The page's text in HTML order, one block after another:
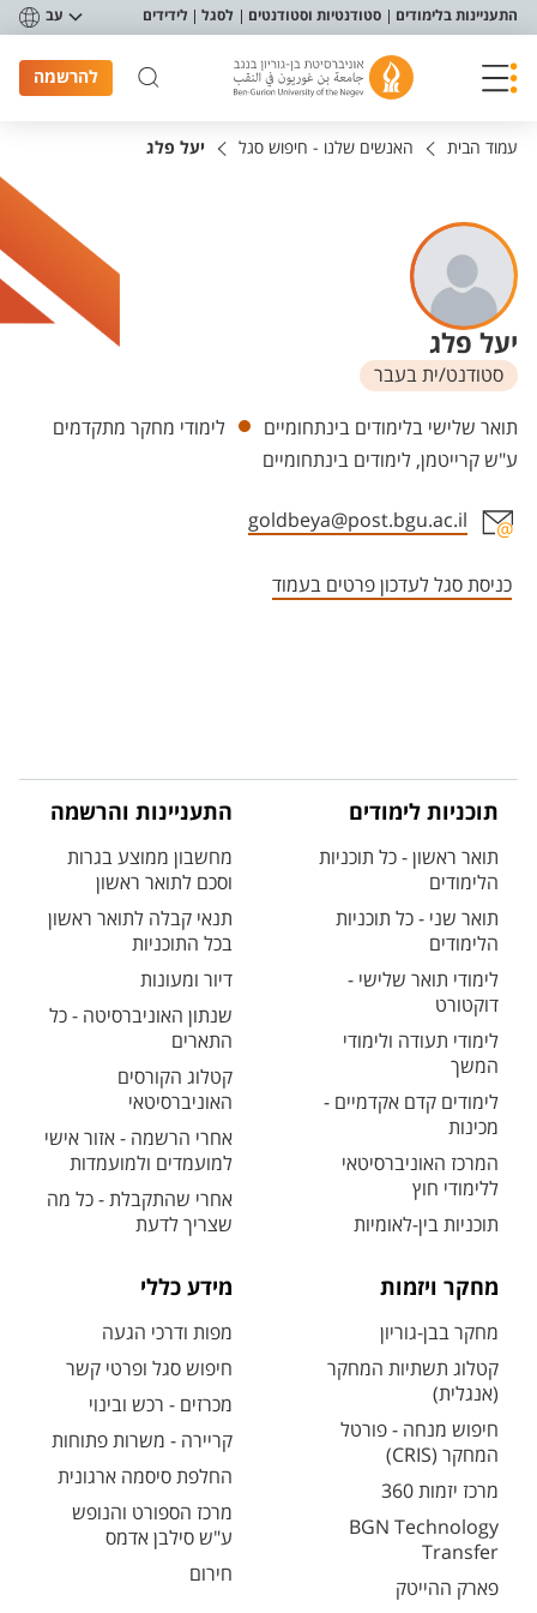
תפריט נגישות
התעניינות בלימודים סטודנטיות וסטודנטים לסגל לידידים עב
להרשמה
עמוד הבית האנשים שלנו - חיפוש סגל יעל פלג
יעל פלג
סטודנט/ית בעבר
יחידות
תואר שלישי בלימודים בינתחומיים
לימודי מחקר מתקדמים
ע"ש קרייטמן, לימודים בינתחומיים
goldbeya@post.bgu.ac.il
כניסת סגל לעדכון פרטים בעמוד
תוכניות לימודים
תואר ראשון - כל תוכניות
הלימודים
תואר שני - כל תוכניות
הלימודים
לימודי תואר שלישי -
דוקטורט
לימודי תעודה ולימודי
המשך
לימודים קדם אקדמיים -
מכינות
המרכז האוניברסיטאי
ללימודי חוץ
תוכניות בין-לאומיות
התעניינות והרשמה
מחשבון ממוצע בגרות
וסכם לתואר ראשון
תנאי קבלה לתואר ראשון
בכל התוכניות
דיור ומעונות
שנתון האוניברסיטה - כל
התארים
קטלוג הקורסים
האוניברסיטאי
אחרי הרשמה - אזור אישי
למועמדים ולמועמדות
אחרי שהתקבלת - כל מה
שצריך לדעת
מחקר ויזמות
מחקר בבן-גוריון
קטלוג תשתיות המחקר
(אנגלית)
חיפוש מנחה - פורטל
המחקר (CRIS)
מרכז יזמות 360
BGN Technology
Transfer
פארק ההייטק
מידע כללי
מפות ודרכי הגעה
חיפוש סגל ופרטי קשר
מכרזים - רכש ובינוי
קריירה - משרות פתוחות
החלפת סיסמה ארגונית
מרכז הספורט והנופש
ע"ש סילבן אדמס
חירום